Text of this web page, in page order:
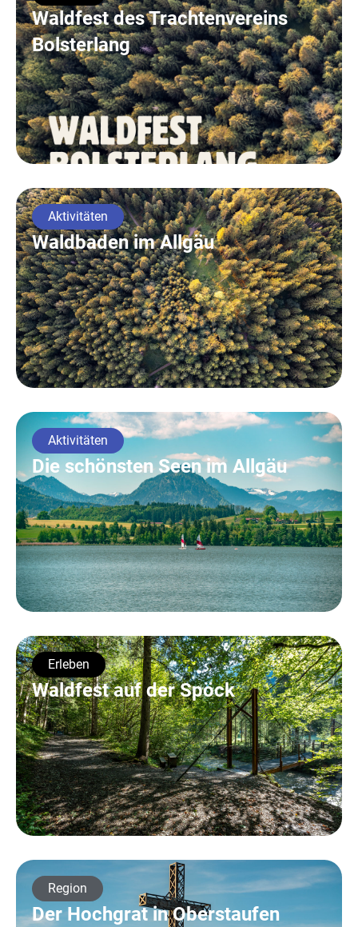
Waldfest des Trachtenvereins
Bolsterlang
Aktivitäten
Waldbaden im Allgäu
Aktivitäten
Die schönsten Seen im Allgäu
Erleben
Waldfest auf der Spöck
Region
Der Hochgrat in Oberstaufen